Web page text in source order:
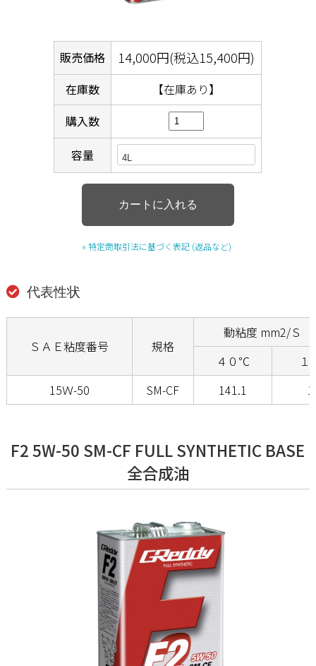
販売価格 14,000円(税込15,400円)
在庫数
【在庫あり】
購入数
容量
» 特定商取引法に基づく表記 (返品など)
代表性状
ＳＡＥ粘度番号 規格
動粘度 mm2/Ｓ
４０℃
15Ｗ-50
SM-CF 141.1
F2 5W-50 SM-CF FULL SYNTHETIC BASE
全合成油